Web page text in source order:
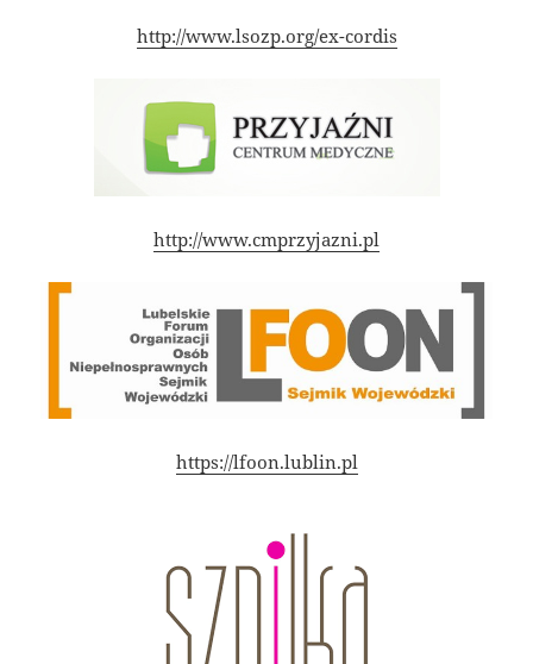
http://www.lsozp.org/ex-cordis
http://www.cmprzyjazni.pl
https://lfoon.lublin.pl